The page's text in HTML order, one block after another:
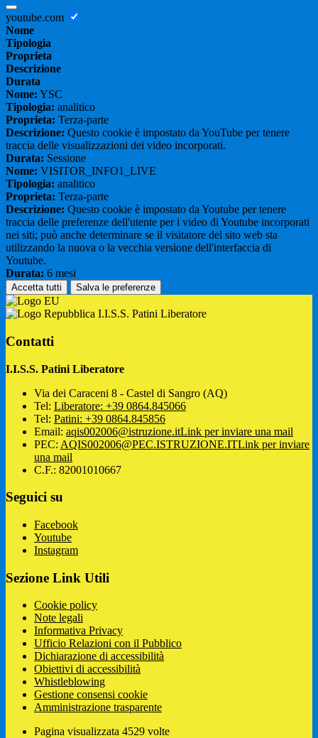
youtube.com
Nome
Tipologia
Proprieta
Descrizione
Durata
Nome: YSC
Tipologia: analitico
Proprieta: Terza-parte
Descrizione: Questo cookie è impostato da YouTube per tenere
traccia delle visualizzazioni dei video incorporati.
Durata: Sessione
Nome: VISITOR_INFO1_LIVE
Tipologia: analitico
Proprieta: Terza-parte
Descrizione: Questo cookie è impostato da Youtube per tenere
traccia delle preferenze dell'utente per i video di Youtube incorporati
nei siti; può anche determinare se il visitatore del sito web sta
utilizzando la nuova o la vecchia versione dell'interfaccia di
Youtube.
Durata: 6 mesi
Accetta tutti Salva le preferenze
I.I.S.S. Patini Liberatore
Contatti
I.I.S.S. Patini Liberatore
Via dei Caraceni 8 - Castel di Sangro (AQ)
Tel: Liberatore: +39 0864.845066
Tel: Patini: +39 0864.845856
Email: aqis002006@istruzione.itLink per inviare una mail
PEC: AQIS002006@PEC.ISTRUZIONE.ITLink per inviare
una mail
C.F.: 82001010667
Seguici su
Facebook
Youtube
Instagram
Sezione Link Utili
Cookie policy
Note legali
Informativa Privacy
Ufficio Relazioni con il Pubblico
Dichiarazione di accessibilità
Obiettivi di accessibilità
Whistleblowing
Gestione consensi cookie
Amministrazione trasparente
Pagina visualizzata 4529 volte